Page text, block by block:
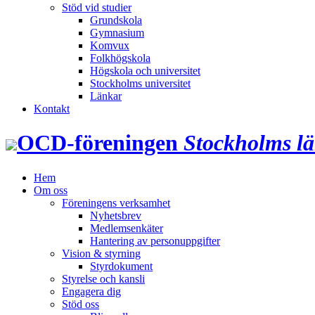
Stöd vid studier
Grundskola
Gymnasium
Komvux
Folkhögskola
Högskola och universitet
Stockholms universitet
Länkar
Kontakt
OCD‑föreningen Stockholms
Hem
Om oss
Föreningens verksamhet
Nyhetsbrev
Medlemsenkäter
Hantering av personuppgifter
Vision & styrning
Styrdokument
Styrelse och kansli
Engagera dig
Stöd oss